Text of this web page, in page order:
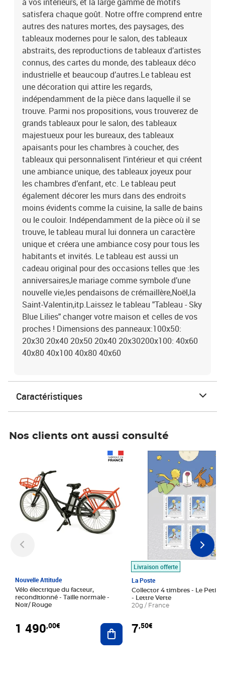
satisfera chaque goût. Notre offre comprend entre
autres des natures mortes, des paysages, des
tableaux modernes pour le salon, des tableaux
abstraits, des reproductions de tableaux d’artistes
connus, des cartes du monde, des tableaux déco
industrielle et beaucoup d’autres.Le tableau est
une décoration qui attire les regards,
indépendamment de la pièce dans laquelle il se
trouve. Parmi nos propositions, vous trouverez de
grands tableaux pour le salon, des tableaux
majestueux pour les bureaux, des tableaux
apaisants pour les chambres à coucher, des
tableaux qui personnalisent l’intérieur et qui créent
une ambiance unique, des tableaux joyeux pour
les chambres d’enfant, etc. Le tableau peut
également décorer les murs dans des endroits
moins évidents comme la cuisine, la salle de bains
ou le couloir. Indépendamment de la pièce où il se
trouve, le tableau mural lui donnera un caractère
unique et créera une ambiance cosy pour tous les
habitants et invités. Le tableau est aussi un
cadeau original pour des occasions telles que :les
anniversaires,le mariage comme symbole d’une
nouvelle vie,les pendaisons de crémaillère,Noël,la
Saint-Valentin,itp.Laissez le tableau "Tableau - Sky
Blue Lilies" changer votre maison et celles de vos
proches ! Dimensions des panneaux:100x50:
20x30 20x40 20x50 20x40 20x30200x100: 40x60
40x80 40x100 40x80 40x60
Caractéristiques
Nos clients ont aussi consulté
Nouvelle Attitude
Vélo électrique du facteur,
reconditionné - Taille normale -
Noir/ Rouge
1 490,00€ Ajouter au panier
Livraison offerte
La Poste
Collector 4 timbres - Le Petit
- Lettre Verte
20g / France
7,50€
Prix 7,50€